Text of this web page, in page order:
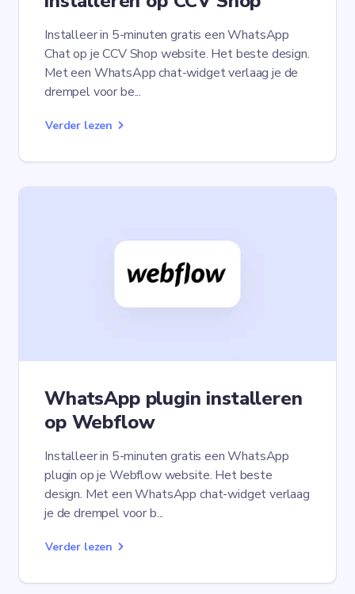
Installeer in 5-minuten gratis een WhatsApp
Chat op je CCV Shop website. Het beste design.
Met een WhatsApp chat-widget verlaag je de
drempel voor be...
Verder lezen
WhatsApp plugin installeren
op Webflow
Installeer in 5-minuten gratis een WhatsApp
plugin op je Webflow website. Het beste
design. Met een WhatsApp chat-widget verlaag
je de drempel voor b...
Verder lezen